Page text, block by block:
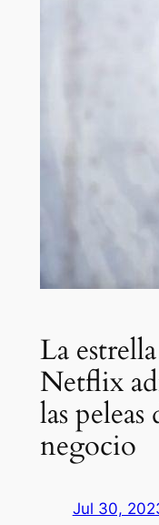
La
Netflix
las
negocio
Jul 30,